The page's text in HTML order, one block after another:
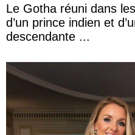
Le Gotha réuni dans
d’un prince indien et
descendante ...